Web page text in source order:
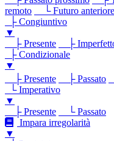
remoto
└ Futuro anteriore
├ Congiuntivo
▼
├ Presente
├
├ Condizionale
▼
├ Presente
├ Passato
└ Imperativo
▼
├ Presente
└ Passato
Impara irregolarità
▼